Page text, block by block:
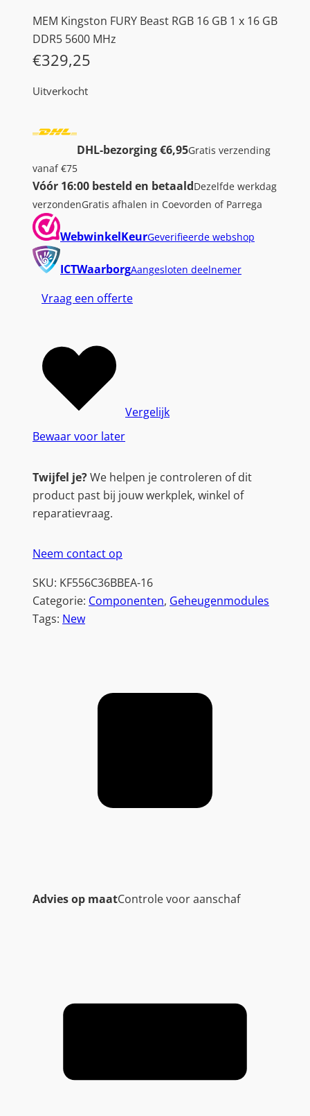
MEM Kingston FURY Beast RGB 16 GB 1 x 16 GB
DDR5 5600 MHz
€329,25
Uitverkocht
DHL-bezorging €6,95Gratis verzending
vanaf €75
Vóór 16:00 besteld en betaaldDezelfde werkdag
verzondenGratis afhalen in Coevorden of Parrega
WebwinkelKeurGeverifieerde webshop
ICTWaarborgAangesloten deelnemer
Vraag een offerte
Bewaar voor later
Vergelijk
Twijfel je?We helpen je controleren of dit
product past bij jouw werkplek, winkel of
reparatievraag.
Neem contact op
SKU: KF556C36BBEA-16
Categorie: Componenten, Geheugenmodules
Tags: New
Advies op maatControle voor aanschaf